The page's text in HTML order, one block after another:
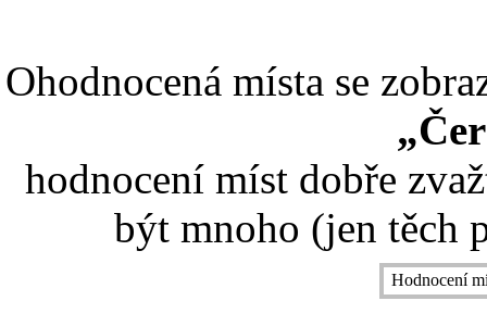
Ohodnocená místa se
hodnocení míst dobře
být mnoho (jen těch
Hodnocení